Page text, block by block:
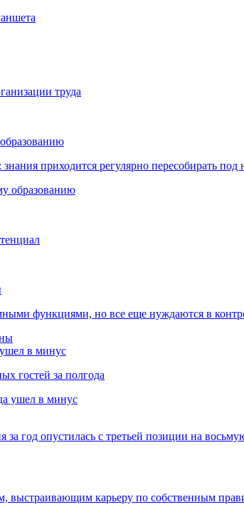
труда
приходится регулярно пересобирать
функциями, но все еще нуждаются в
в минус
гостей за полгода
за год опустилась с третьей позиции на
выстраивающим карьеру по собственным